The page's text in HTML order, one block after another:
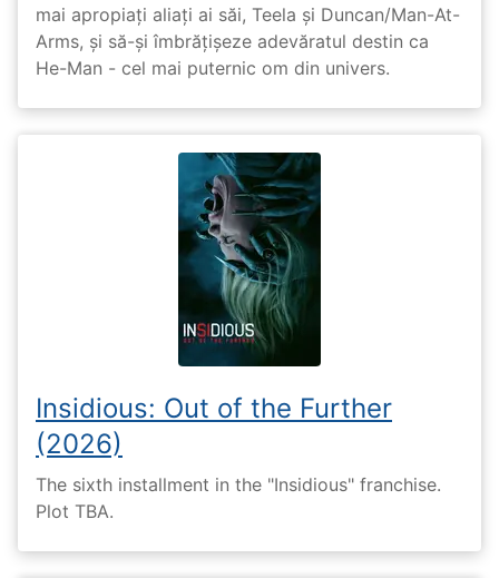
mai apropiați aliați ai săi, Teela și Duncan/Man-At-
Arms, și să-și îmbrățișeze adevăratul destin ca
He-Man - cel mai puternic om din univers.
Insidious: Out of the Further
(2026)
The sixth installment in the "Insidious" franchise.
Plot TBA.